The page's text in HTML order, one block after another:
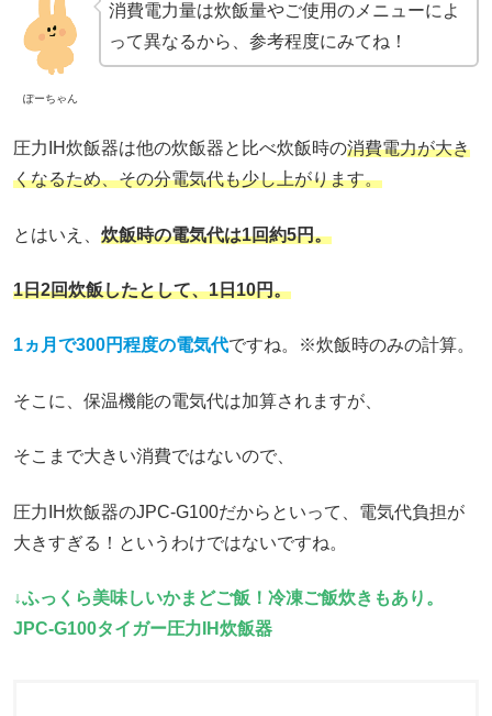
ぽーちゃん
消費電力量は炊飯量やご使用のメニューによ
って異なるから、参考程度にみてね！
圧力IH炊飯器は他の炊飯器と比べ炊飯時の消費電力が大き
くなるため、その分電気代も少し上がります。
とはいえ、 炊飯時の電気代は1回約5円。
1日2回炊飯したとして、1日10円。
1ヵ月で300円程度の電気代ですね。※炊飯時のみの計算。
そこに、保温機能の電気代は加算されますが、
そこまで大きい消費ではないので、
圧力IH炊飯器のJPC-G100だからといって、電気代負担が
大きすぎる！というわけではないですね。
↓ふっくら美味しいかまどご飯！冷凍ご飯炊きもあり。
JPC-G100タイガー圧力IH炊飯器